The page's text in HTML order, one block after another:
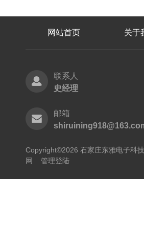
网站首页 关于
联系人
史经理
邮箱
Copyright©2026 石家庄东雅电子科
网
管理登陆